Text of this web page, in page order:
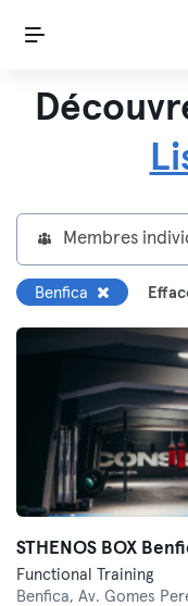
Benfica
STHENOS BOX
Functional Training
Benfica, Av. Gomes